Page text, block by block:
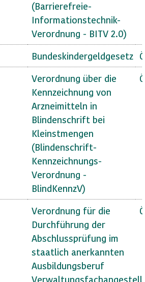
(Barrierefreie-
Informationstechnik-
Verordnung - BITV 2.0)
Bundeskindergeldgesetz
Verordnung über die
Kennzeichnung von
Arzneimitteln in
Blindenschrift bei
Kleinstmengen
(Blindenschrift-
Kennzeichnungs-
Verordnung -
BlindKennzV)
Verordnung für die
Durchführung der
Abschlussprüfung im
staatlich anerkannten
Ausbildungsberuf